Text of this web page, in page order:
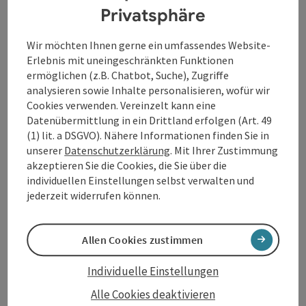
Oberösterreich war, bei der ersten Sitzung beschlossen. Die
Beteiligung im Ausmaß von 25% wurde Ende März
touristische Synergie an der oberösterreichischen Donau.
Als Vorsitzender des 51 Gemeinden umfassenden Vereins
Werbegemeinschaft Donau Oberösterreich begrüßte Friedrich
Bernhofer die Geschäftsführung durch eine Person für den
Verein, die GmbH und den Tourismusverband Donau
Oberösterreich durch Petra Riffert. So ist die optimale
Tourismusarbeit aus einem Guss in der oberösterreichischen
Donauregion für die Zukunft gesichert. Dabei kommt all
diesen Gremien die 27-jährige Erfahrung der
Geschäftsführerin im Tourismus zugute.
der neuen Geschäftsführung, seine Arbeit aufnehmen kann,
ist er momentan auf der Suche nach Mitarbeiter*innen. Die
Ausschreibungen für zwei Regional-/Produktmanager*innen
und einem Vermieter(e)coach läuft noch bis 3. Mai 2019.
Im Rahmen des Donau Tourismus Treffens am 15. Mai 2019
Privatsphäre
Wir möchten Ihnen gerne ein umfassendes Website-
Erlebnis mit uneingeschränkten Funktionen
ermöglichen (z.B. Chatbot, Suche), Zugriffe
analysieren sowie Inhalte personalisieren, wofür wir
Cookies verwenden. Vereinzelt kann eine
Datenübermittlung in ein Drittland erfolgen (Art. 49
(1) lit. a DSGVO). Nähere Informationen finden Sie in
unserer Datenschutzerklärung. Mit Ihrer Zustimmung
akzeptieren Sie die Cookies, die Sie über die
individuellen Einstellungen selbst verwalten und
jederzeit widerrufen können.
Alle Cookies deaktivieren
Individuelle Einstellungen
Allen Cookies zustimmen